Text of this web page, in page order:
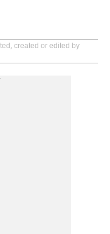
created or edited by